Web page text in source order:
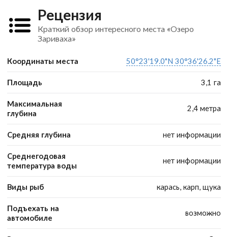
Рецензия
Краткий обзор интересного места «Озеро
Зариваха»
Координаты места 50°23'19.0"N 30°36'26.2"E
Площадь 3,1 га
Максимальная
глубина
2,4 метра
Средняя глубина нет информации
Среднегодовая
температура воды
нет информации
Виды рыб карась, карп, щука
Подъехать на
автомобиле
возможно